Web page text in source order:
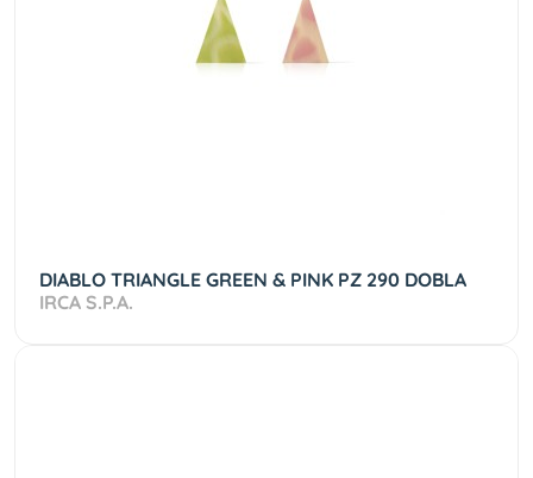
DIABLO TRIANGLE GREEN & PINK PZ 290 DOBLA
IRCA S.P.A.